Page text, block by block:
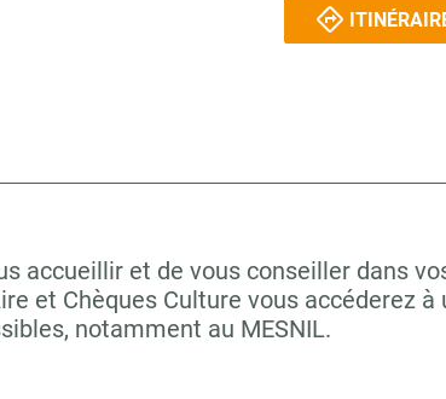
accueillir et de vous conseiller dans
et Chèques Culture vous accéderez
notamment au MESNIL.